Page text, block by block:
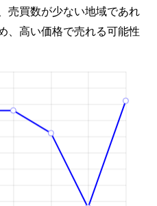
売買数が少ない地域であれ
、高い価格で売れる可能性